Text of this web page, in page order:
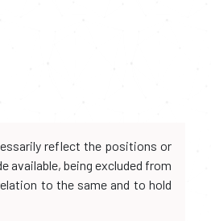
reflect the positions or
available, being excluded from
to the same and to hold